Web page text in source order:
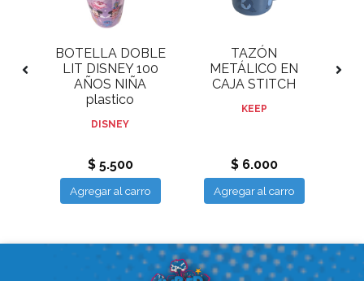
BOTELLA DOBLE
LIT DISNEY 100
AÑOS NIÑA
plastico
DISNEY
$ 5.500
Agregar al carro
TAZÓN
METÁLICO EN
CAJA STITCH
KEEP
$ 6.000
Agregar al carro